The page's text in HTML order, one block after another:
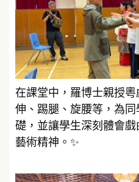
在課堂中，羅博士親授
伸、踢腿、旋腰等，為
礎，並讓學生深刻體會
藝術精神。✨